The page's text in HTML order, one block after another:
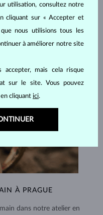
À PRAGUE
dans notre atelier en
utilisation, consultez notre
cliquant sur « Accepter et
nous utilisions tous les
à améliorer notre site
accepter, mais cela risque
sur le site. Vous pouvez
cliquant ici.